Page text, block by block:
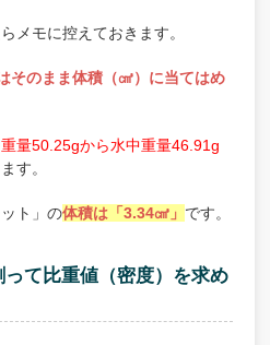
メモに控えておきます。
そのまま体積（㎤）に当てはめ
量50.25gから水中重量46.91g
す。
ト」の体積は「3.34㎤」 です。
て比重値（密度）を求め